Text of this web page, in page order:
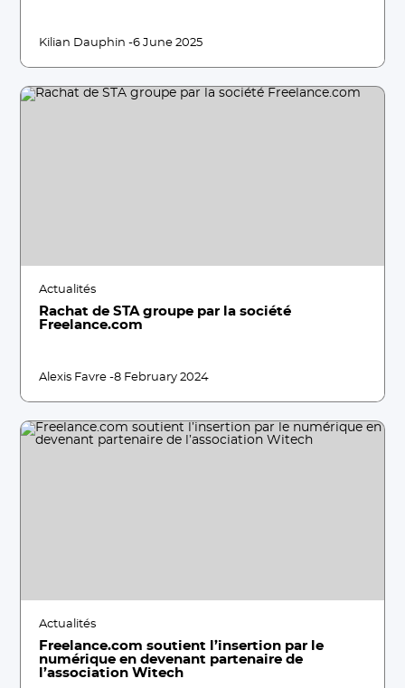
Kilian Dauphin -6 June 2025
Actualités
Rachat de STA groupe par la société
Freelance.com
Alexis Favre -8 February 2024
Actualités
Freelance.com soutient l’insertion par le
numérique en devenant partenaire de
l’association Witech